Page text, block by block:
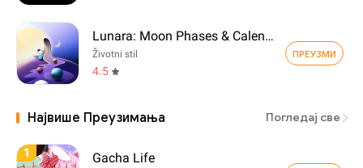
Lunara: Moon Phases & Calendar
Životni stil
4.5
ПРЕУЗМИ
Највише Преузимања Погледај све
1 Gacha Life